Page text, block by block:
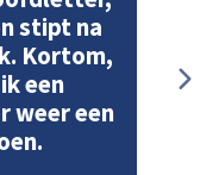
stipt na
Kortom,
een
weer een